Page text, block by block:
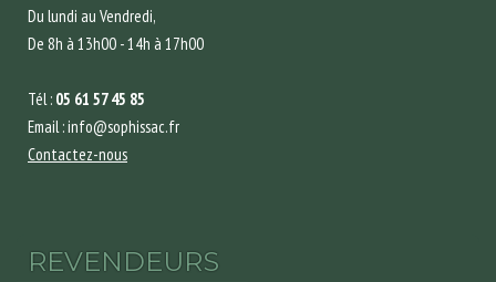
Du lundi au Vendredi,
De 8h à 13h00 - 14h à 17h00
Tél : 05 61 57 45 85
Email : info@sophissac.fr
Contactez-nous
REVENDEURS